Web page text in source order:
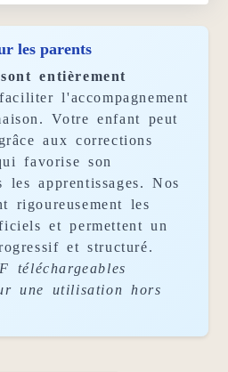
les parents
entièrement
l'accompagnement
Votre enfant peut
aux corrections
favorise son
les apprentissages. Nos
rigoureusement les
et permettent un
et structuré.
téléchargeables
une utilisation hors